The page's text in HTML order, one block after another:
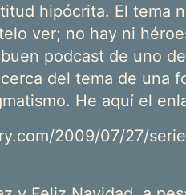
hipócrita. El tema
ver; no hay ni
podcast de uno
del tema de una
He aquí el
2009/07/27/